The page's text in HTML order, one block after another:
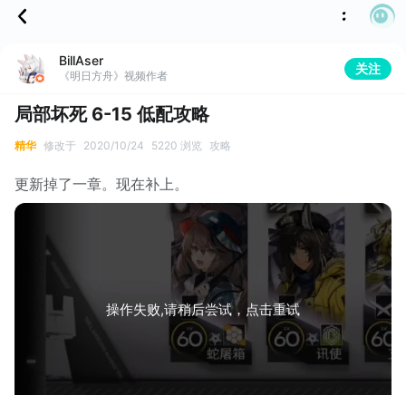
BillAser
《明日方舟》视频作者 关注
局部坏死 6-15 低配攻略
精华 修改于 2020/10/24 5220 浏览 攻略
更新掉了一章。现在补上。
操作失败,请稍后尝试，点击重试